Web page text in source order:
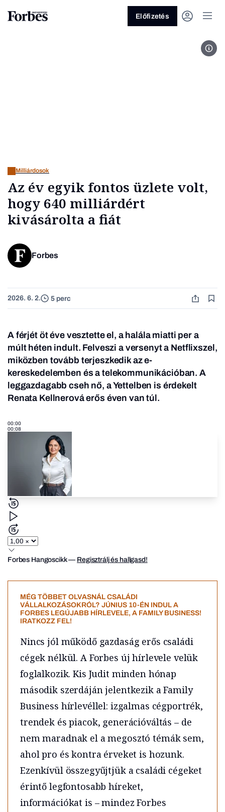
Előfizetés
Milliárdosok
Az év egyik fontos üzlete volt,
hogy 640 milliárdért
kivásárolta a fiát
Forbes
2026. 6. 2. 5 perc
A férjét öt éve vesztette el, a halála miatti per a
múlt héten indult. Felveszi a versenyt a Netflixszel,
miközben tovább terjeszkedik az e-
kereskedelemben és a telekommunikációban. A
leggazdagabb cseh nő, a Yettelben is érdekelt
Renata Kellnerová erős éven van túl.
00:00
00:08
Forbes Hangoscikk— Regisztrálj és hallgasd!
MÉG TÖBBET OLVASNÁL CSALÁDI
VÁLLALKOZÁSOKRÓL? JÚNIUS 10-ÉN INDUL A
FORBES LEGÚJABB HÍRLEVELE, A FAMILY BUSINESS!
IRATKOZZ FEL!
Nincs jól működő gazdaság erős családi
cégek nélkül. A Forbes új hírlevele velük
foglalkozik. Kis Judit minden hónap
második szerdáján jelentkezik a Family
Business hírlevéllel: izgalmas cégportrék,
trendek és piacok, generációváltás – de
nem maradnak el a megosztó témák sem,
ahol pro és kontra érveket is hozunk.
Ezenkívül összegyűjtjük a családi cégeket
érintő legfontosabb híreket,
információkat is – mindez Forbes